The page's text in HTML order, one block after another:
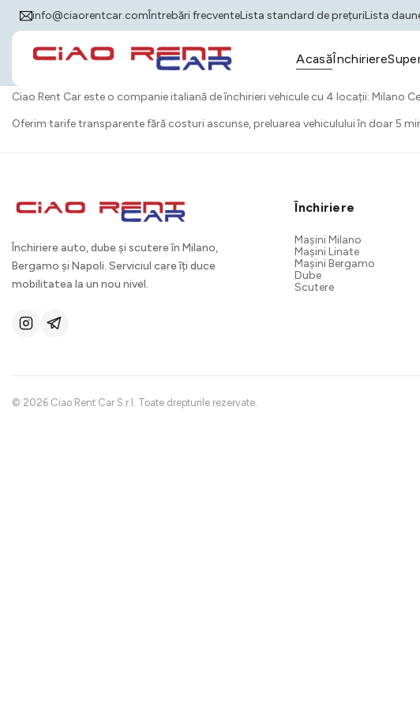
info@ciaorentcar.comÎntrebări frecventeLista standard de prețuriLista
AcasăÎnchiriere
Ciao Rent Car este o companie italiană de închirieri vehicule cu 4 locații:
Oferim tarife transparente fără costuri ascunse, preluarea vehiculului în doar 5
Închiriere auto, dube și scutere în Milano,
Bergamo și Napoli. Serviciul care îți duce
mobilitatea la un nou nivel.
Închiriere
Mașini Milano
Mașini Linate
Mașini Bergamo
Dube
Scutere
© 2026 Ciao Rent Car S.r.l. Toate drepturile rezervate.